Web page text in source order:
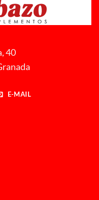
40
E-MAIL